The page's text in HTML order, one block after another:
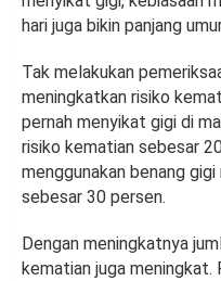
hari juga bikin panjang
Tak melakukan
meningkatkan risiko
pernah menyikat gigi di
risiko kematian sebesar
menggunakan benang
sebesar 30 persen.
Dengan meningkatnya
kematian juga meningkat.